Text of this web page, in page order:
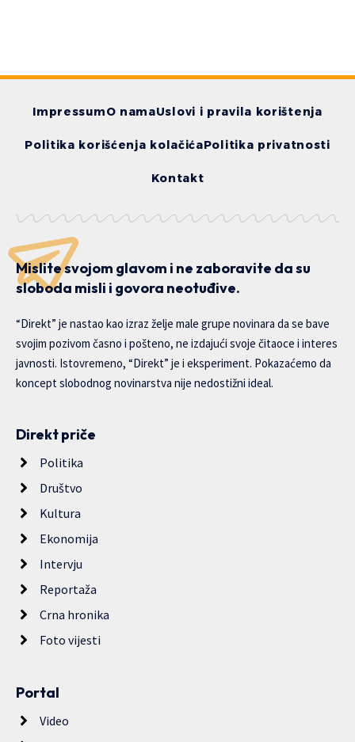
ImpressumO namaUslovi i pravila korištenja
Politika korišćenja kolačićaPolitika privatnosti
Kontakt
Mislite svojom glavom i ne zaboravite da su
sloboda misli i govora neotuđive.
“Direkt” je nastao kao izraz želje male grupe novinara da se bave
svojim pozivom časno i pošteno, ne izdajući svoje čitaoce i interes
javnosti. Istovremeno, “Direkt” je i eksperiment. Pokazaćemo da
koncept slobodnog novinarstva nije nedostižni ideal.
Direkt priče
Politika
Društvo
Kultura
Ekonomija
Intervju
Reportaža
Crna hronika
Foto vijesti
Portal
Video